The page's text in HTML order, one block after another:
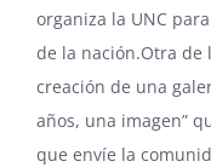
organiza la UNC
de la nación.Otra de
creación de una
años, una imagen”
que envíe la